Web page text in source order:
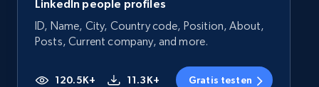
LinkedIn people profiles
ID, Name, City, Country code, Position, About,
Posts, Current company, and more.
120.5K+ 11.3K+ Gratis testen